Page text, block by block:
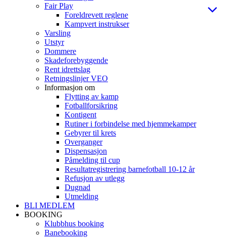
Fair Play
Foreldrevett reglene
Kampvert instrukser
Varsling
Utstyr
Dommere
Skadeforebyggende
Rent idrettslag
Retningslinjer VEO
Informasjon om
Flytting av kamp
Fotballforsikring
Kontigent
Rutiner i forbindelse med hjemmekamper
Gebyrer til krets
Overganger
Dispensasjon
Påmelding til cup
Resultatregistrering barnefotball 10-12 år
Refusjon av utlegg
Dugnad
Utmelding
BLI MEDLEM
BOOKING
Klubbhus booking
Banebooking